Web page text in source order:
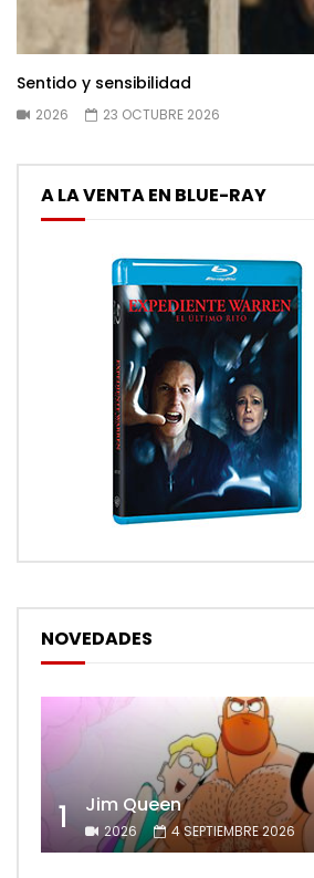
Sentido y sensibilidad
2026 23 OCTUBRE 2026
A LA VENTA EN BLUE-RAY
NOVEDADES
1 Jim Queen
2026 4 SEPTIEMBRE 2026